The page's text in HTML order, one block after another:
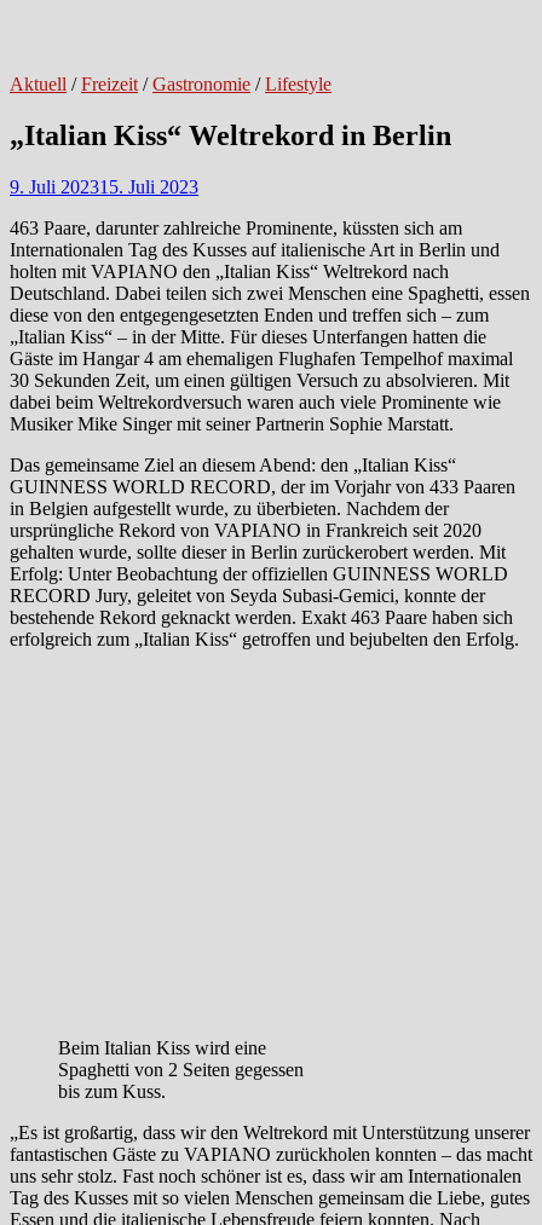
Aktuell /Freizeit /Gastronomie /Lifestyle
„Italian Kiss“ Weltrekord in Berlin
9. Juli 202315. Juli 2023
463 Paare, darunter zahlreiche Prominente, küssten sich am
Internationalen Tag des Kusses auf italienische Art in Berlin und
holten mit VAPIANO den „Italian Kiss“ Weltrekord nach
Deutschland. Dabei teilen sich zwei Menschen eine Spaghetti, essen
diese von den entgegengesetzten Enden und treffen sich – zum
„Italian Kiss“ – in der Mitte. Für dieses Unterfangen hatten die
Gäste im Hangar 4 am ehemaligen Flughafen Tempelhof maximal
30 Sekunden Zeit, um einen gültigen Versuch zu absolvieren. Mit
dabei beim Weltrekordversuch waren auch viele Prominente wie
Musiker Mike Singer mit seiner Partnerin Sophie Marstatt.
Das gemeinsame Ziel an diesem Abend: den „Italian Kiss“
GUINNESS WORLD RECORD, der im Vorjahr von 433 Paaren
in Belgien aufgestellt wurde, zu überbieten. Nachdem der
ursprüngliche Rekord von VAPIANO in Frankreich seit 2020
gehalten wurde, sollte dieser in Berlin zurückerobert werden. Mit
Erfolg: Unter Beobachtung der offiziellen GUINNESS WORLD
RECORD Jury, geleitet von Seyda Subasi-Gemici, konnte der
bestehende Rekord geknackt werden. Exakt 463 Paare haben sich
erfolgreich zum „Italian Kiss“ getroffen und bejubelten den Erfolg.
Beim Italian Kiss wird eine
Spaghetti von 2 Seiten gegessen
bis zum Kuss.
„Es ist großartig, dass wir den Weltrekord mit Unterstützung unserer
fantastischen Gäste zu VAPIANO zurückholen konnten – das macht
uns sehr stolz. Fast noch schöner ist es, dass wir am Internationalen
Tag des Kusses mit so vielen Menschen gemeinsam die Liebe, gutes
Essen und die italienische Lebensfreude feiern konnten. Nach